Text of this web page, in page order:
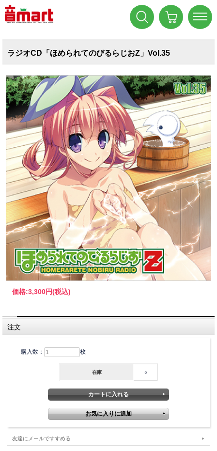
ラジオCD「ほめられてのびるらじおZ」Vol.35
価格:3,300円(税込)
注文
購入数： 枚
在庫 ○
友達にメールですすめる